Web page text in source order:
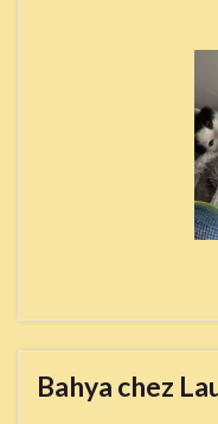
Bahya chez